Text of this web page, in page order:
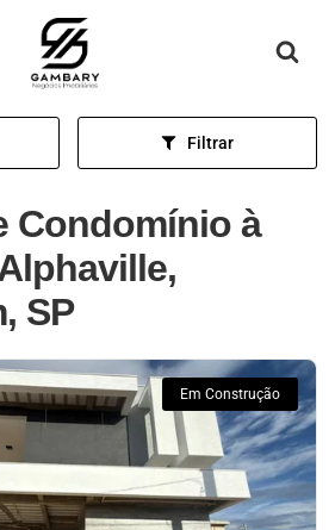
Página inicial
Filtrar
Condomínio à
SP
Em Construção